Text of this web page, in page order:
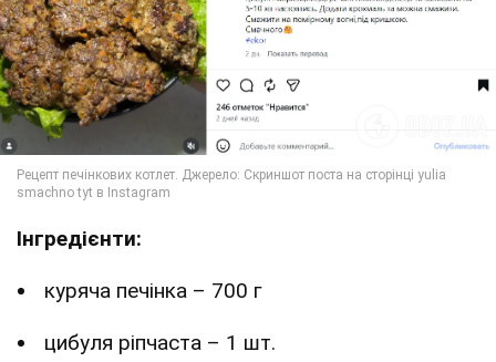
Інгредієнти:
куряча печінка – 700 г
цибуля ріпчаста – 1 шт.